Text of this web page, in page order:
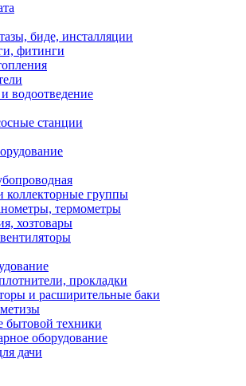
биде, инсталляции
фитинги
водоотведение
станции
коллекторные группы
термометры
хозтовары
прокладки
и расширительные баки
бытовой техники
оборудование
дачи